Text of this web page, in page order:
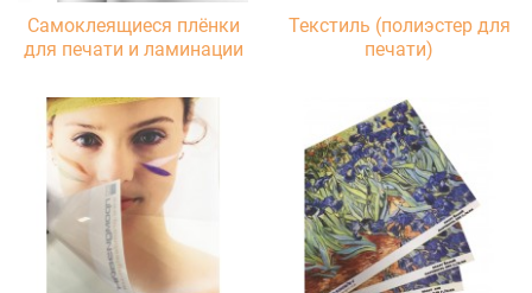
Самоклеящиеся плёнки
для печати и ламинации
Текстиль (полиэстер для
печати)